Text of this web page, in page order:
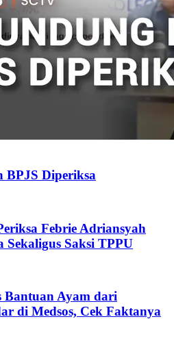
BPJS Diperiksa
Febrie Adriansyah
Sekaligus Saksi TPPU
Ayam dari
di Medsos, Cek Faktanya